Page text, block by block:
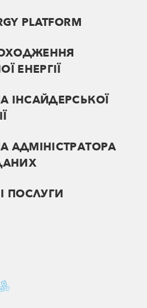
PLATFORM
ЕНЕРГІЇ
ІНСАЙДЕРСЬКОЇ
АДМІНІСТРАТОРА
ПОСЛУГИ